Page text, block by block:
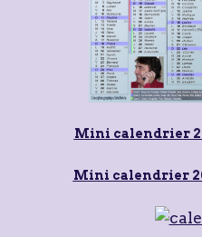
Mini calendrier
Mini calendrier